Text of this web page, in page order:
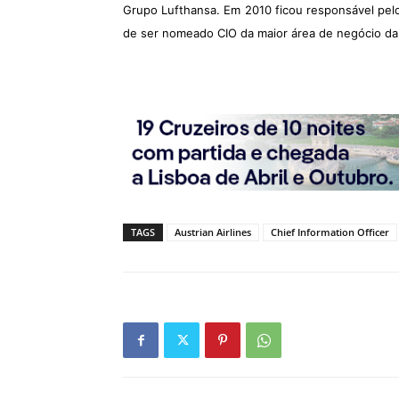
Grupo Lufthansa. Em 2010 ficou responsável
de ser nomeado CIO da maior área de negócio
TAGS Austrian Airlines Chief Information Officer